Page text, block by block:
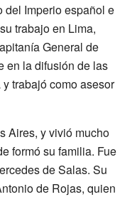
del Imperio español e
trabajo en Lima,
General de
en la difusión de las
trabajó como asesor
Aires, y vivió mucho
formó su familia. Fue
de Salas. Su
de Rojas, quien